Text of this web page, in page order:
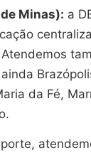
Minas): a
da Fé,